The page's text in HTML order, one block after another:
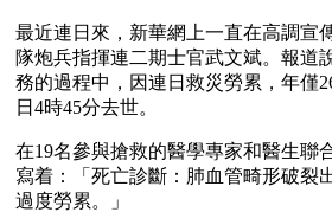
最近連日來，新華網上一直在高調宣
隊炮兵指揮連二期士官武文斌。報道
務的過程中，因連日救災勞累，年僅
日4時45分去世。
在19名參與搶救的醫學專家和醫生聯
寫着：「死亡診斷：肺血管畸形破裂
過度勞累。」